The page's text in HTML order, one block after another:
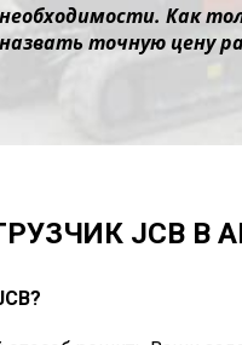
Как
точную цену
JCB В